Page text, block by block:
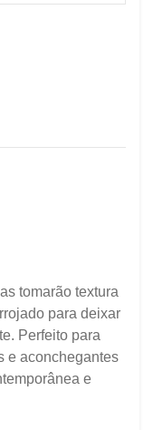
tomarão textura
para deixar
Perfeito para
e aconchegantes
e